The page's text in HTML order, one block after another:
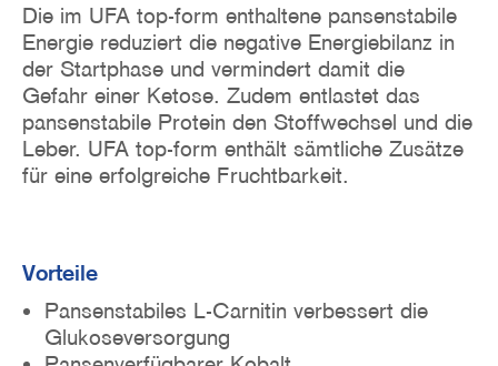
Die im UFA top-form enthaltene pansenstabile
Energie reduziert die negative Energiebilanz in
der Startphase und vermindert damit die
Gefahr einer Ketose. Zudem entlastet das
pansenstabile Protein den Stoffwechsel und die
Leber. UFA top-form enthält sämtliche Zusätze
für eine erfolgreiche Fruchtbarkeit.
Vorteile
Pansenstabiles L-Carnitin verbessert die
Glukoseversorgung